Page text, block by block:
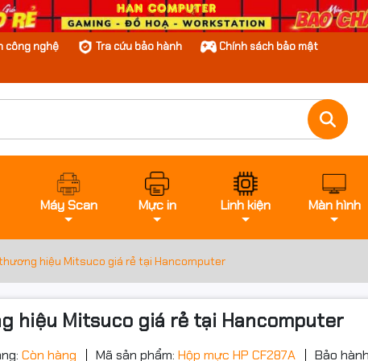
công nghệ Tra cứu bảo hành
Chính sách bảo mật
Máy Scan Mực in Linh kiện Màn hình
thương hiệu Mitsuco giá rẻ tại Hancomputer
hiệu Mitsuco giá rẻ tại Hancomputer
Còn hàng Mã sản phẩm: Hộp mực HP CF287A Bảo